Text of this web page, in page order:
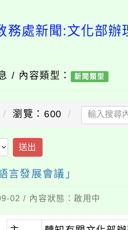
務處新聞:文化部
/ 內容類型： 新聞類型
瀏覽：600
送出
言發展會議」
02 / 內容狀態：啟用中